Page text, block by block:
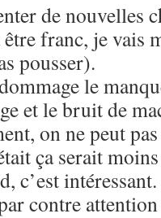
de nouvelles
franc, je vais
pousser).
le
et le bruit de
on ne peut
ça serait
c’est
contre